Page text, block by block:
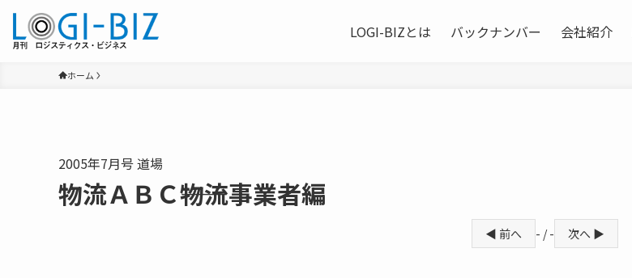
LOGI-BIZとは バックナンバー 会社紹介
ホーム
2005年7月号 道場
物流ＡＢＣ――物流事業者編
◀ 前へ - / - 次へ ▶